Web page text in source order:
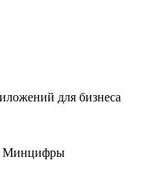
для бизнеса
Минцифры